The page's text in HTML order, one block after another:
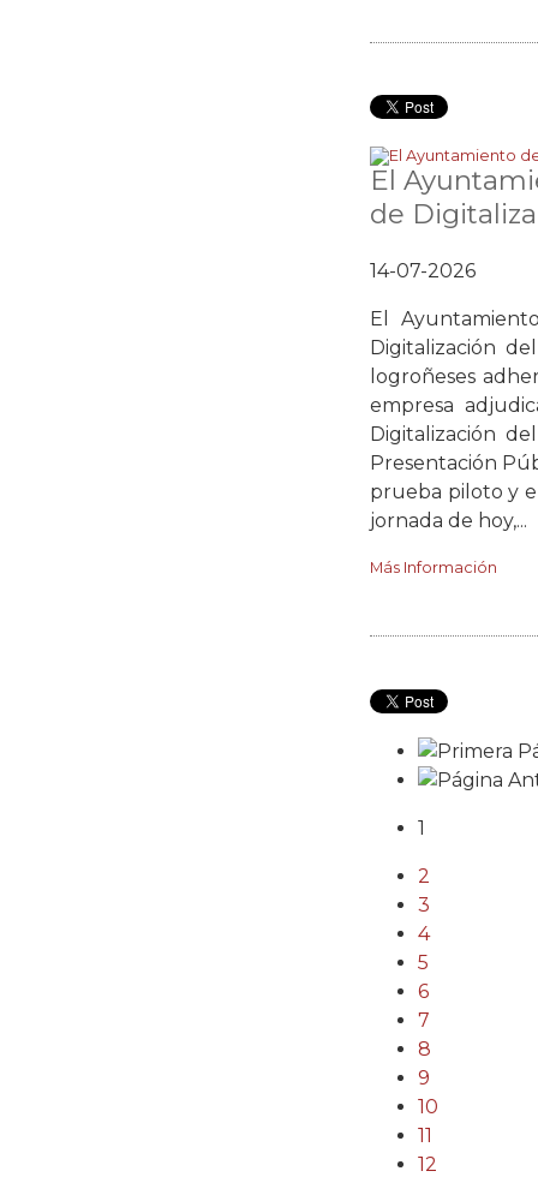
El
de
14-07-2026
El
Digitalización
logroñeses
empresa
Digitalización
Presentación
prueba piloto y
jornada de hoy,...
Más Información
1
2
3
4
5
6
7
8
9
10
11
12